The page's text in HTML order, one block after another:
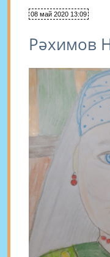
08 май 2020 13:09
Рәхимов